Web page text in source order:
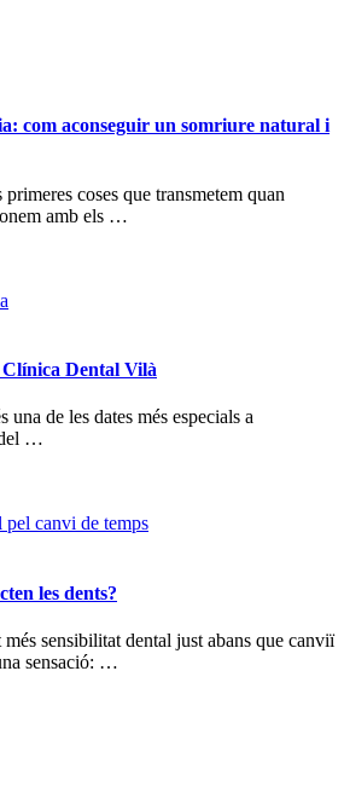
com aconseguir un somriure natural i
coses que transmetem quan
amb els …
Dental Vilà
una de les dates més especials a
…
les dents?
sensibilitat dental just abans que canviï
sensació: …